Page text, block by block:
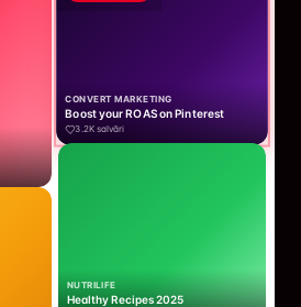
CONVERT MARKETING
Boost your ROAS on Pinterest
3.2Ksalvări
NUTRILIFE
Healthy Recipes 2025